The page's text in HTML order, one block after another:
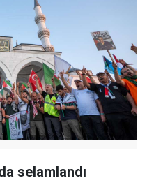
selamlandı